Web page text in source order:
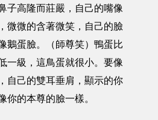
子高隆而莊嚴，自己的嘴像
微微的含著微笑，自己的臉
鵝蛋臉。（師尊笑）鴨蛋比
一級，這鳥蛋就很小。要像
自己的雙耳垂肩，顯示的你
你的本尊的臉一樣。